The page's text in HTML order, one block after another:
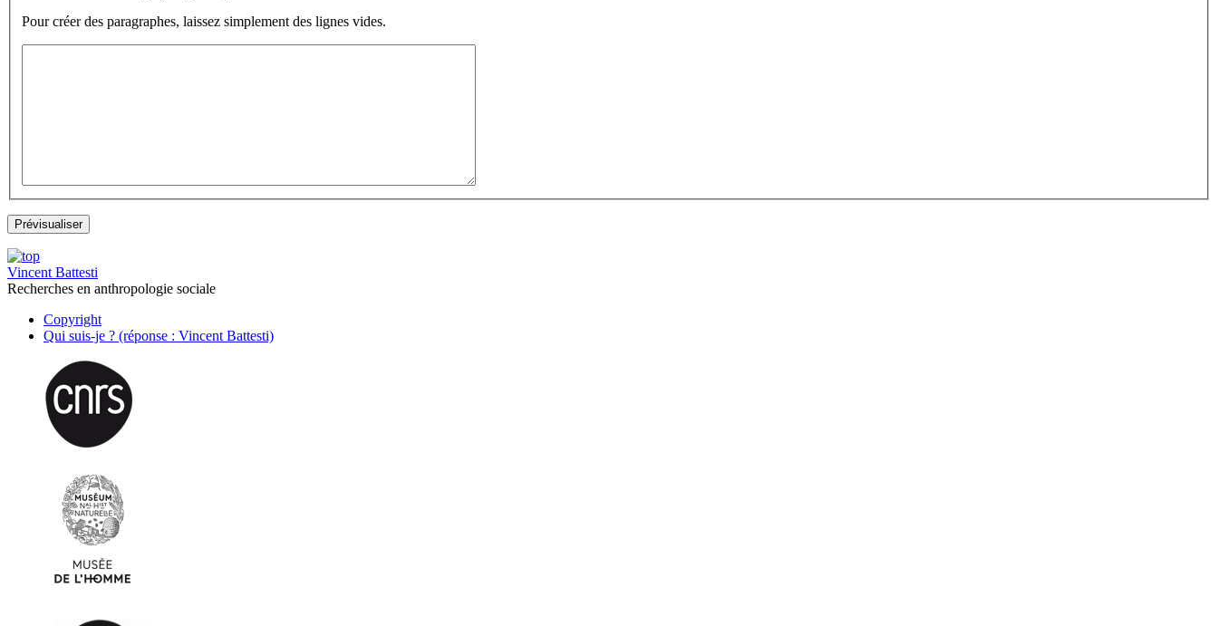
Pour créer des paragraphes, laissez simplement des lignes vides.
Vincent Battesti
Recherches en anthropologie sociale
Copyright
Qui suis-je ? (réponse : Vincent Battesti)